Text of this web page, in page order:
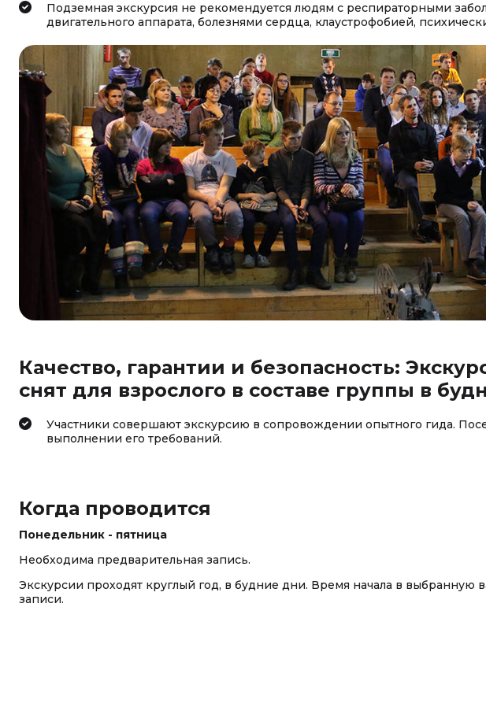
Подземная экскурсия не рекомендуется людям с респираторными
двигательного аппарата, болезнями сердца, клаустрофобией,
Качество, гарантии и безопасность:
снят для взрослого в составе группы в
Участники совершают экскурсию в сопровождении опытного гида.
выполнении его требований.
Когда проводится
Понедельник - пятница
Необходима предварительная запись.
Экскурсии проходят круглый год, в будние дни. Время начала в выбранную
записи.